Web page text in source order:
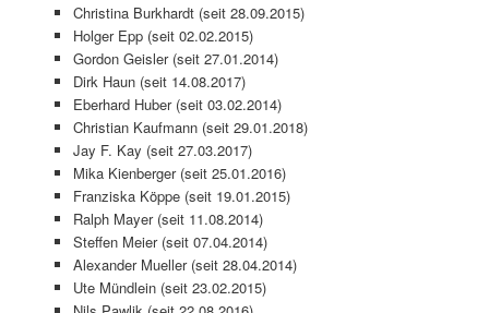
Christina Burkhardt (seit 28.09.2015)
Holger Epp (seit 02.02.2015)
Gordon Geisler (seit 27.01.2014)
Dirk Haun (seit 14.08.2017)
Eberhard Huber (seit 03.02.2014)
Christian Kaufmann (seit 29.01.2018)
Jay F. Kay (seit 27.03.2017)
Mika Kienberger (seit 25.01.2016)
Franziska Köppe (seit 19.01.2015)
Ralph Mayer (seit 11.08.2014)
Steffen Meier (seit 07.04.2014)
Alexander Mueller (seit 28.04.2014)
Ute Mündlein (seit 23.02.2015)